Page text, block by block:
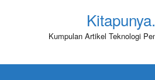
Kumpulan Artikel Teknologi